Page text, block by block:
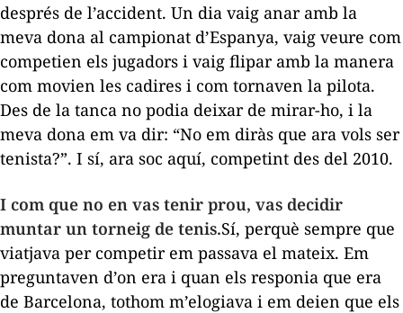
després de l’accident. Un dia vaig anar amb la
meva dona al campionat d’Espanya, vaig veure com
competien els jugadors i vaig flipar amb la manera
com movien les cadires i com tornaven la pilota.
Des de la tanca no podia deixar de mirar-ho, i la
meva dona em va dir: “No em diràs que ara vols ser
tenista?”. I sí, ara soc aquí, competint des del 2010.
I com que no en vas tenir prou, vas decidir
muntar un torneig de tenis.Sí, perquè sempre que
viatjava per competir em passava el mateix. Em
preguntaven d’on era i quan els responia que era
de Barcelona, tothom m’elogiava i em deien que els